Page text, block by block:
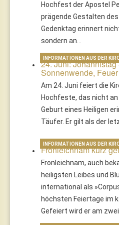
Hochfest der Apostel
prägende Gestalten
Gedenktag erinnert
sondern an…
24. Juni:
Sonnenwende,
Am 24. Juni feiert die
Hochfeste, das nicht
Geburt eines Heiligen
Täufer. Er gilt als der
INFORMATIONEN AUS DER
Fronleichnam kurz
Fronleichnam, auch
heiligsten Leibes und
international als
höchsten Feiertage im
Gefeiert wird er am
INFORMATIONEN AUS DER